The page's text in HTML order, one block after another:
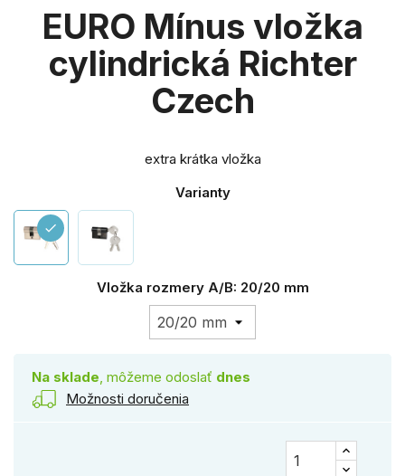
EURO Mínus vložka
cylindrická Richter
Czech
extra krátka vložka
Varianty
check
Vložka rozmery A/B: 20/20 mm
Na sklade, môžeme odoslať dnes
Možnosti doručenia